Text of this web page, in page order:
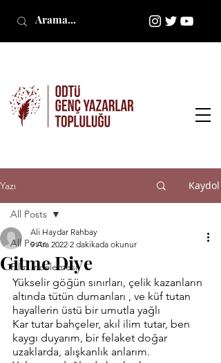
Yazı Kaydol
All Posts
Film İncelemesi
All Posts
Gitme Diye
Ali Haydar Rahbay
9 Ara 2022 2 dakikada okunur
Yükselir göğün sınırları, çelik kazanların
altında tütün dumanları , ve küf tutan
hayallerin üstü bir umutla yağlı
Kar tutar bahçeler, akıl ilim tutar, ben
kaygı duyarım, bir felaket doğar
uzaklarda, alışkanlık anlarım.